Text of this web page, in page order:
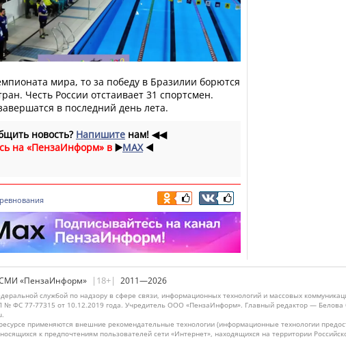
мира, то за победу в Бразилии борются
Честь России отстаивает 31 спортсмен.
в последний день лета.
новость? Напишите нам! ◀◀
на «ПензаИнформ» в ▶️MAX ◀️
«ПензаИнформ» |18+| 2011—2026
службой по надзору в сфере связи, информационных технологий и массовых
№ ФС 77-77315 от 10.12.2019 года. Учредитель ООО «ПензаИнформ». Главный редактор —
применяются внешние рекомендательные технологии (информационные технологии
к предпочтениям пользователей сети «Интернет», находящихся на территории